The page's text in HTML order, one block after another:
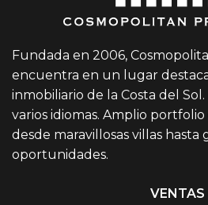
Fundada en 2006,
encuentra en un lugar
inmobiliario de la Costa del
varios idiomas. Amplio
desde maravillosas villas hasta
oportunidades.
VENTAS